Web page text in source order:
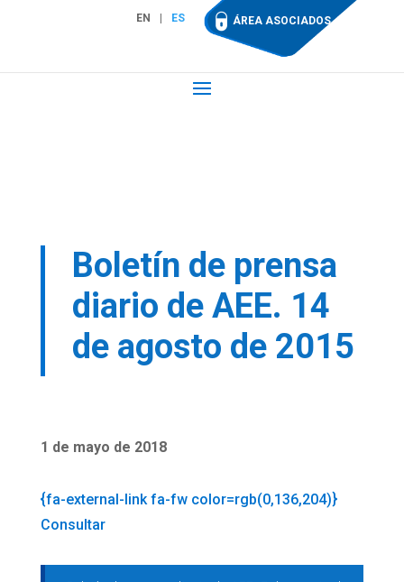
EN ES ÁREA ASOCIADOS
Boletín de prensa
diario de AEE. 14
de agosto de 2015
1 de mayo de 2018
{fa-external-link fa-fw color=rgb(0,136,204)}
Consultar